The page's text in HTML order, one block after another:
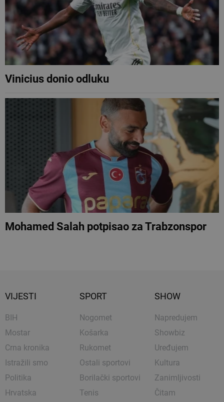
Vinicius donio odluku
Mohamed Salah potpisao za Trabzonspor
VIJESTI
BIH
Mostar
Crna kronika
Istražili smo
Politika
Hrvatska
SPORT
Nogomet
Košarka
Rukomet
Ostali sportovi
Borilački sportovi
Tenis
SHOW
Napredujem
Showbiz
Uređujem
Kultura
Zanimljivosti
Čitam